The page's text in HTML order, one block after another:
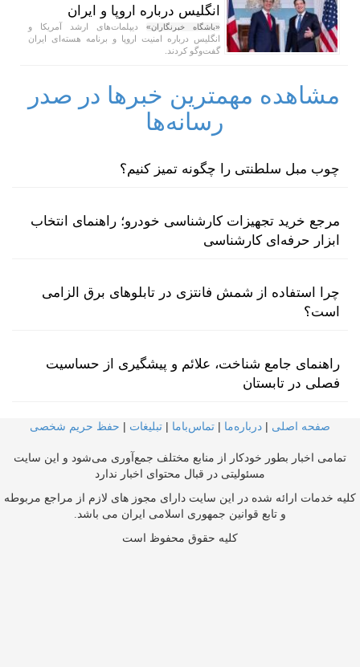
انگلیس درباره اروپا و ایران
«باشگاه خبرنگاران» دیپلمات‌های ارشد آمریکا و
انگلیس درباره امنیت اروپا و برنامه هسته‌ای ایران
گفت‌و‌گو کردند.
مشاهده مهمترین خبرها در صدر
رسانه‌ها
چوب مبل سلطنتی را چگونه تمیز کنیم؟
مرجع خرید تجهیزات کارشناسی خودرو؛ راهنمای انتخاب
ابزار حرفه‌ای کارشناسی
چرا استفاده از شمش فانتزی در تابلوهای برق الزامی
است؟
راهنمای جامع شناخت، علائم و پیشگیری از حساسیت
فصلی در تابستان
صفحه اصلی | درباره‌ما | تماس‌با‌ما | تبلیغات | حفظ حریم شخصی
تمامی اخبار بطور خودکار از منابع مختلف جمع‌آوری می‌شود و این سایت
مسئولیتی در قبال محتوای اخبار ندارد
کلیه خدمات ارائه شده در این سایت دارای مجوز های لازم از مراجع مربوطه
و تابع قوانین جمهوری اسلامی ایران می باشد.
کلیه حقوق محفوظ است